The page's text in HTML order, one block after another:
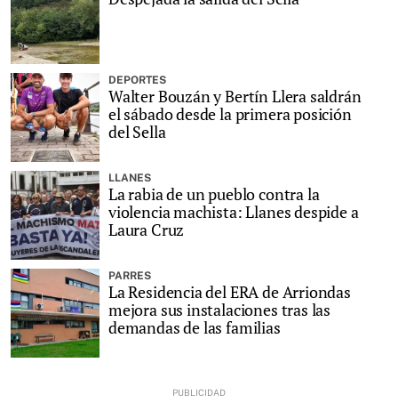
DEPORTES
Walter Bouzán y Bertín Llera saldrán
el sábado desde la primera posición
del Sella
LLANES
La rabia de un pueblo contra la
violencia machista: Llanes despide a
Laura Cruz
PARRES
La Residencia del ERA de Arriondas
mejora sus instalaciones tras las
demandas de las familias